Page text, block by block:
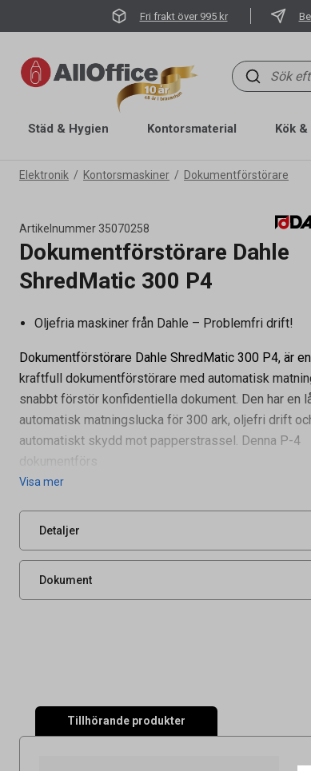
Fri frakt över 995 kr
Städ & Hygien Kontorsmaterial Kök
Elektronik Kontorsmaskiner Dokumentförstörare
Artikelnummer 35070258
Dokumentförstörare Dahle
ShredMatic 300 P4
Oljefria maskiner från Dahle – Problemfri drift!
Dokumentförstörare Dahle ShredMatic 300 P4, är en
kraftfull dokumentförstörare med automatisk
snabbt förstör konfidentiella dokument. Den har en
automatisk matningslucka för 300 ark, oljefri drift
automatiskt skydd mot papperstrassel. Denna P-4
dokumentförs
Visa mer
Detaljer
Artikelnummer
Säkerhetsklass
P4, Partiklar < 160 mm²,
Leverantörens
UNSPSC
Dokument
Produktdatablad
Tillhörande produkter